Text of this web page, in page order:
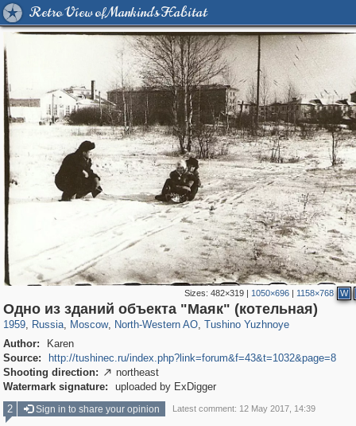
Retro View of Mankind's Habitat
Sizes: 482×319| 1050×696| 1158×768 W
Одно из зданий объекта "Маяк" (котельная)
1959, Russia
1,406,514 29,243
, Moscow
319,780 8,286
, North-Western AO
8,080 112
, Tushino Yuzhnoye
807 10
Author:
Karen
Source:
http://tushinec.ru/index.php?link=forum&f=43&t=1032&page=8
Shooting direction:  northeast
Watermark signature:
uploaded by ExDigger
2
Sign in to share your opinion Latest comment: 12 May 2017, 14:39